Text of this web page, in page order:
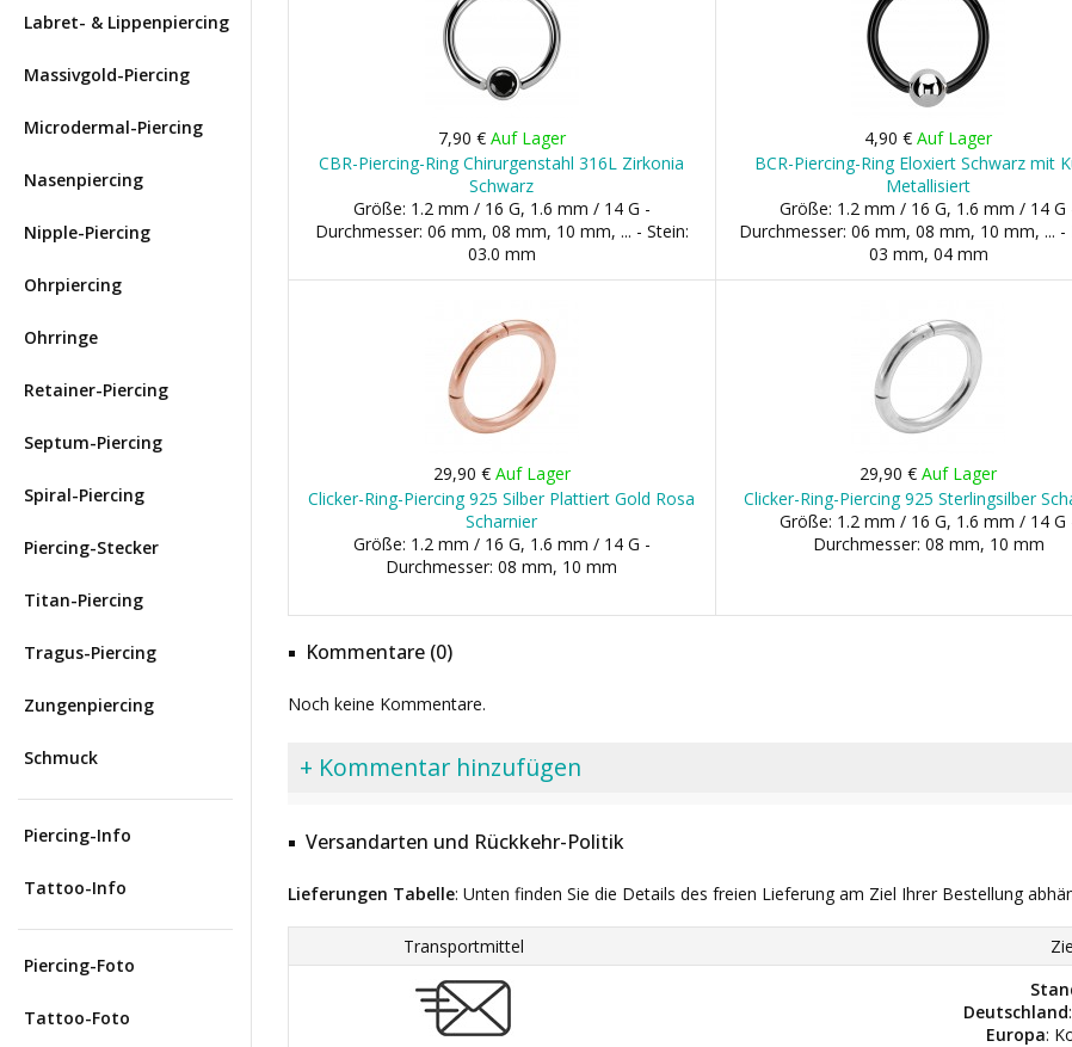
Labret- & Lippenpiercing
Massivgold-Piercing
Microdermal-Piercing
Nasenpiercing
Nipple-Piercing
Ohrpiercing
Ohrringe
Retainer-Piercing
Septum-Piercing
Spiral-Piercing
Piercing-Stecker
Titan-Piercing
Tragus-Piercing
Zungenpiercing
Schmuck
Piercing-Info
Tattoo-Info
Piercing-Foto
Tattoo-Foto
7,90 € Auf Lager
CBR-Piercing-Ring Chirurgenstahl 316L Zirkonia
Schwarz
Größe: 1.2 mm / 16 G, 1.6 mm / 14 G -
Durchmesser: 06 mm, 08 mm, 10 mm, ... - Stein:
03.0 mm
4,90 €Auf Lager
BCR-Piercing-Ring Eloxiert Schwarz mit
Metallisiert
Größe: 1.2 mm / 16 G, 1.6 mm / 14 G
Durchmesser: 06 mm, 08 mm, 10 mm, ... -
03 mm, 04 mm
29,90 € Auf Lager
Clicker-Ring-Piercing 925 Silber Plattiert Gold Rosa
Scharnier
Größe: 1.2 mm / 16 G, 1.6 mm / 14 G -
Durchmesser: 08 mm, 10 mm
29,90 €Auf Lager
Clicker-Ring-Piercing 925 Sterlingsilber
Größe: 1.2 mm / 16 G, 1.6 mm / 14 G
Durchmesser: 08 mm, 10 mm
Kommentare (0)
Noch keine Kommentare.
+ Kommentar hinzufügen
Versandarten und Rückkehr-Politik
Lieferungen Tabelle: Unten finden Sie die Details des freien Lieferung am Ziel Ihrer Bestellung
Transportmittel
Deutschland
Europa: